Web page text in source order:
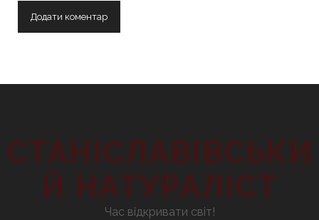
СТАНІСЛАВІВСЬКИ
Й НАТУРАЛІСТ
Час відкривати світ!